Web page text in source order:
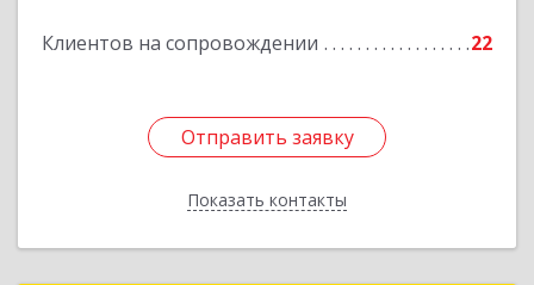
Клиентов на сопровождении 22
Отправить заявку
Показать контакты
Отправить заявку
Назад